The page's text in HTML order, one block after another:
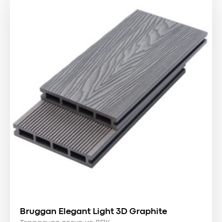
Bruggan Elegant Light 3D Graphite